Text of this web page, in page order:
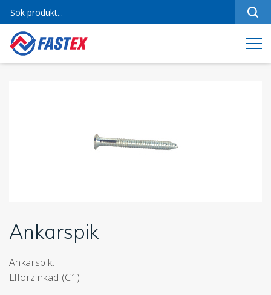
Ankarspik
Ankarspik.
Elförzinkad (C1)